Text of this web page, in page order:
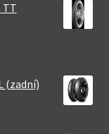
TT
(zadní)